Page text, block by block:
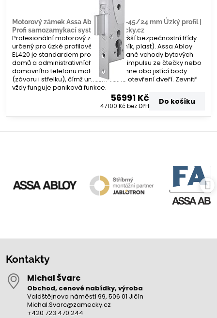
Motorový zámek Assa Abloy EL420 –45/24 mm Úzký profil |
Profi samozamykací systém | Zamecky.cz
Profesionální motorový zámek nejvyšší bezpečnostní třídy
určený pro úzké profilové dveře (hliník, plast). Assa Abloy
EL420 je standardem pro frekventované vchody bytových
domů a administrativních budov. Po impulsu ze čtečky nebo
domovního telefonu motoricky zatáhne oba jistící body
(závoru i střelku), čímž umožní volné otevření dveří. Zevnitř
vždy funguje paniková funkce.
56991 Kč
47100 Kčbez DPH Do košíku
Kontakty
Michal Švarc
Obchod, cenové nabídky, výroba
Valdštějnovo náměstí 99, 506 01 Jičín
Michal.Svarc@zamecky.cz
+420 723 470 244